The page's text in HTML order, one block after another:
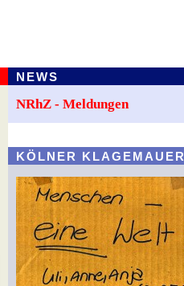
NEWS
NRhZ - Meldungen
KÖLNER KLAGEMAUER